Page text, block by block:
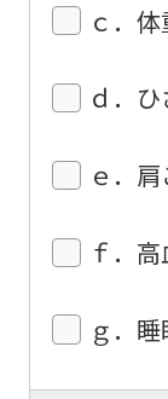
ｃ．
ｄ．
ｅ．
ｆ．
ｇ．